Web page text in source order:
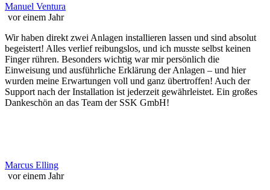
Manuel Ventura
vor einem Jahr
Wir haben direkt zwei Anlagen installieren lassen und sind absolut
begeistert! Alles verlief reibungslos, und ich musste selbst keinen
Finger rühren. Besonders wichtig war mir persönlich die
Einweisung und ausführliche Erklärung der Anlagen – und hier
wurden meine Erwartungen voll und ganz übertroffen! Auch der
Support nach der Installation ist jederzeit gewährleistet. Ein großes
Dankeschön an das Team der SSK GmbH!
Marcus Elling
vor einem Jahr